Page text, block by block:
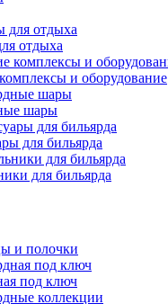
отдыха
и оборудование
шары
для бильярда
для бильярда
и полочки
под ключ